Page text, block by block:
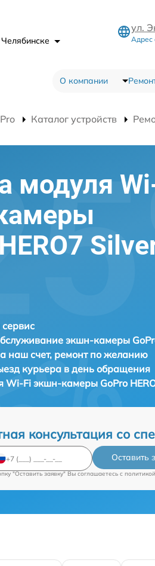
ул.
Адрес
О компании
Каталог устройств
модуля
экшн-камеры
наш счет, ремонт по желанию
курьера в день обращения
Wi-Fi экшн-камеры GoPro
консультация со
Оставить
"Оставить заявку" Вы соглашаетесь c